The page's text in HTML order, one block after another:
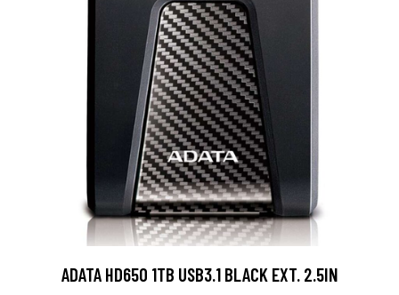
ADATA HD650 1TB USB3.1 BLACK EXT. 2.5IN